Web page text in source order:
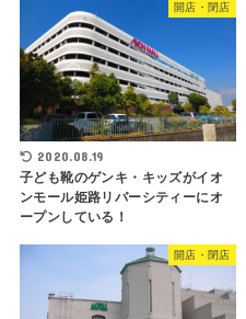
開店・閉店
2020.08.19
子ども靴のゲンキ・キッズがイオ
ンモール姫路リバーシティーにオ
ープンしている！
開店・閉店